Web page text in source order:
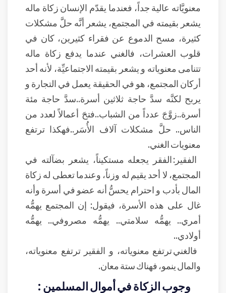
معنويَّاته عالية جداً، فعندما يقدّم الإنسان زكاة ماله
يشعر بقيمته في المجتمع، يشعر أنَّه حلَّ مشكلات
كثيرة، مسح الدموع عن فقراء كثيرين، كان في
قلوب العشرات، فالغني عندما يدفع زكاة ماله
تتنامى معنوياته و يشعر بقيمته الاجتماعيِّة، لأنه أحد
أركان المجتمع، هو في الحقيقة يعمل في التجارة و
يربح لكنَّه سدَّ حاجة ثلاثين أسرة..سدَّ حاجة مئة
أسرة..زوَّجَ عدداً من الشباب..فتحَ أعمالاً لعدد من
الناس.. حلَّ مشكلات آلاف الأُسَر..فهكذا ترتفع
معنويات الغني.
الفقير: الفقر يجعله مستكيناً، يشعر بضآلته في
المجتمع، لا أحد يقيم له وزناً، وعندما تعطى له زكاة
المال بأدب و احترام يحسُّ أنه عضو في أسرة وأنه
غال على هذه الأسرة، فيقول: إن المجتمع يهمُّه
أمري.. يهمُّه سلامتي.. يهمُّه مصروفي.. يهمُّه
أولادي..
فالغني ترتفع معنوياته، و الفقير ترتفع معنوياته،
والمال ينمو، فهناك ستة معان.
وجوب الزكاة في أموال المسلمين :